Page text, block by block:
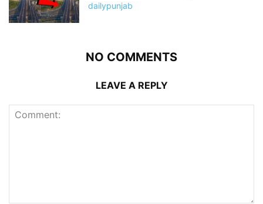
dailypunjab
NO COMMENTS
LEAVE A REPLY